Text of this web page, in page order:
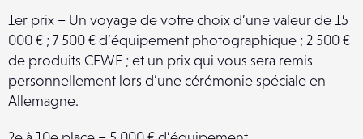
1er prix – Un voyage de votre choix d’une valeur de 15
000 € ; 7 500 € d’équipement photographique ; 2 500 €
de produits CEWE ; et un prix qui vous sera remis
personnellement lors d’une cérémonie spéciale en
Allemagne.